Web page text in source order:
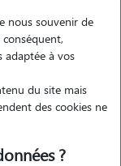
d'accueil
nous souvenir de
adaptée à vos
du site mais
des cookies ne
?